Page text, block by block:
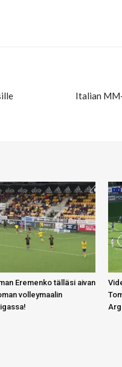
Italian
Eremenko tälläsi aivan
volleymaalin